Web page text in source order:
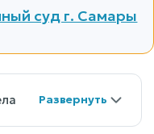
суд г. Самары